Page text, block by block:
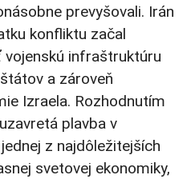
prevyšovali. Irán
konfliktu začal
infraštruktúru
a zároveň
Izraela. Rozhodnutím
plavba v
z najdôležitejších
svetovej ekonomiky,